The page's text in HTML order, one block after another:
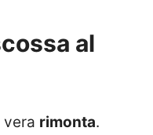
al
rimonta.